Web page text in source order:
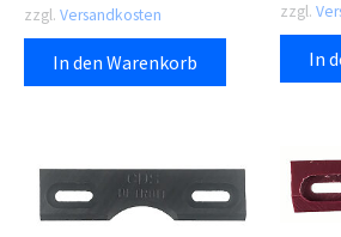
zzgl. Versandkosten
In den Warenkorb
zzgl.
In